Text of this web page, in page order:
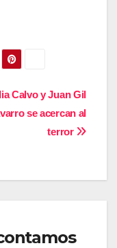
Calvo y Juan Gil
se acercan al
terror